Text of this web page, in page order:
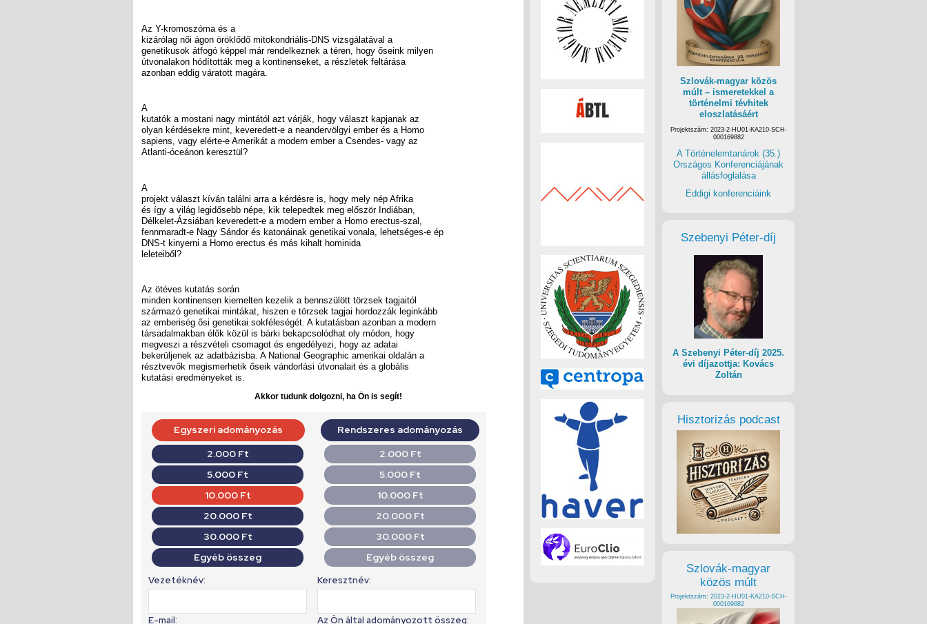
Az Y-kromoszóma és a
kizárólag női ágon öröklődő mitokondriális-DNS vizsgálatával a
genetikusok átfogó képpel már rendelkeznek a téren, hogy őseink milyen
útvonalakon hódították meg a kontinenseket, a részletek feltárása
azonban eddig váratott magára.
A
kutatók a mostani nagy mintától azt várják, hogy választ kapjanak az
olyan kérdésekre mint, keveredett-e a neandervölgyi ember és a Homo
sapiens, vagy elérte-e Amerikát a modern ember a Csendes- vagy az
Atlanti-óceánon keresztül?
A
projekt választ kíván találni arra a kérdésre is, hogy mely nép Afrika
és így a világ legidősebb népe, kik telepedtek meg először Indiában,
Délkelet-Ázsiában keveredett-e a modern ember a Homo erectus-szal,
fennmaradt-e Nagy Sándor és katonáinak genetikai vonala, lehetséges-e ép
DNS-t kinyerni a Homo erectus és más kihalt hominida
leleteiből?
Az ötéves kutatás során
minden kontinensen kiemelten kezelik a bennszülött törzsek tagjaitól
származó genetikai mintákat, hiszen e törzsek tagjai hordozzák leginkább
az emberiség ősi genetikai sokféleségét. A kutatásban azonban a modern
társadalmakban élők közül is bárki bekapcsolódhat oly módon, hogy
megveszi a részvételi csomagot és engedélyezi, hogy az adatai
bekerüljenek az adatbázisba. A National Geographic amerikai oldalán a
résztvevők megismerhetik őseik vándorlási útvonalait és a globális
kutatási eredményeket is.
Akkor tudunk dolgozni, ha Ön is segít!
Szlovák-magyar közös
múlt – ismeretekkel a
történelmi tévhitek
eloszlatásáért
Projektszám: 2023-2-HU01-KA210-SCH-
000169882
A Történelemtanárok (35.)
Országos Konferenciájának
állásfoglalása
Eddigi konferenciáink
Szebenyi Péter-díj
A Szebenyi Péter-díj 2025.
évi díjazottja: Kovács
Zoltán
Hisztorizás podcast
Szlovák-magyar
közös múlt
Projektszám: 2023-2-HU01-KA210-SCH-
000169882